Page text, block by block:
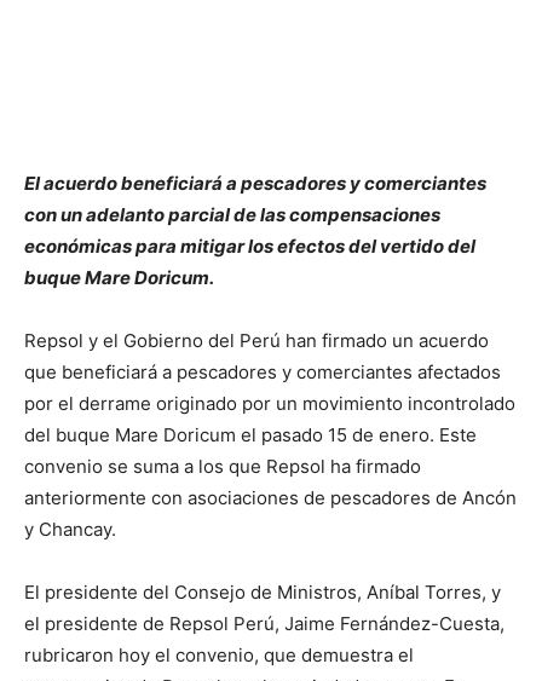
El acuerdo beneficiará a pescadores y comerciantes
con un adelanto parcial de las compensaciones
económicas para mitigar los efectos del vertido del
buque Mare Doricum.
Repsol y el Gobierno del Perú han firmado un acuerdo
que beneficiará a pescadores y comerciantes afectados
por el derrame originado por un movimiento incontrolado
del buque Mare Doricum el pasado 15 de enero. Este
convenio se suma a los que Repsol ha firmado
anteriormente con asociaciones de pescadores de Ancón
y Chancay.
El presidente del Consejo de Ministros, Aníbal Torres, y
el presidente de Repsol Perú, Jaime Fernández-Cuesta,
rubricaron hoy el convenio, que demuestra el